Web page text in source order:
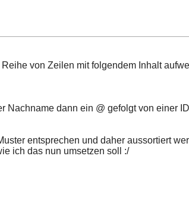
von Zeilen mit folgendem Inhalt
Nachname dann ein @ gefolgt von einer
entsprechen und daher aussortiert
ich das nun umsetzen soll :/